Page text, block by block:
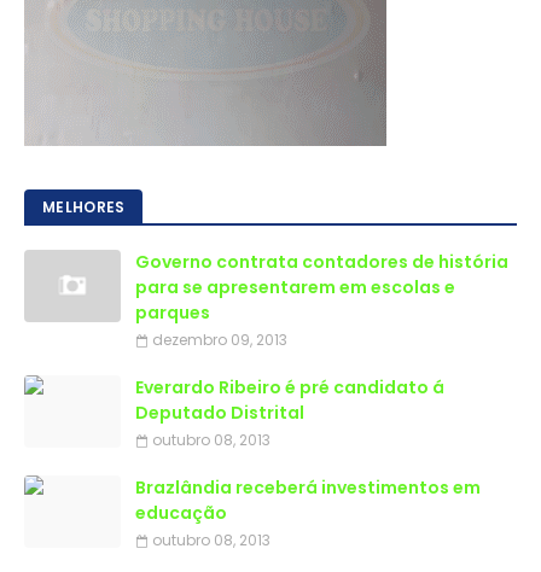
MELHORES
Governo contrata contadores de história
para se apresentarem em escolas e
parques
dezembro 09, 2013
Everardo Ribeiro é pré candidato á
Deputado Distrital
outubro 08, 2013
Brazlândia receberá investimentos em
educação
outubro 08, 2013